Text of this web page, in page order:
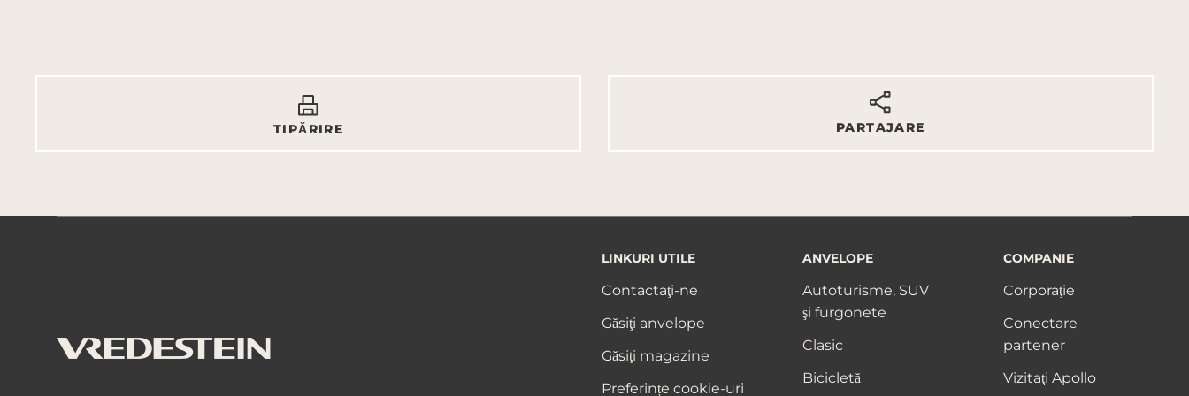
TIPĂRIRE PARTAJARE
LINKURI UTILE
Contactaţi-ne
Găsiţi anvelope
Găsiţi magazine
Preferințe cookie-uri
ANVELOPE
Autoturisme, SUV
şi furgonete
Clasic
Bicicletă
COMPANIE
Corporaţie
Conectare
partener
Vizitaţi Apollo